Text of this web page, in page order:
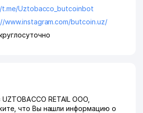
Uztobacco_butcoinbot
www.instagram.com/butcoin.uz/
RETAIL ООО,
что Вы нашли информацию о